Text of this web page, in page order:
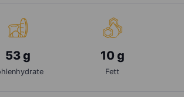
53 g 10 g
Fett